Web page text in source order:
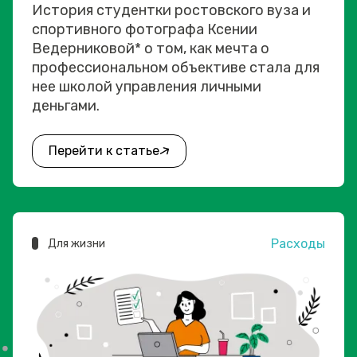
История студентки ростовского вуза и
спортивного фотографа Ксении
Ведерниковой* о том, как мечта о
профессиональном объективе стала для
нее школой управления личными
деньгами.
Перейти к статье
Для жизни Расходы